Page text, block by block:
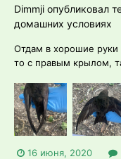
Dimmji опубликовал
домашних условиях
Отдам в хорошие руки
то с правым крылом,
хорошие. Кушает
зофобасе, весит 40
помочь,...
16 июня, 2020